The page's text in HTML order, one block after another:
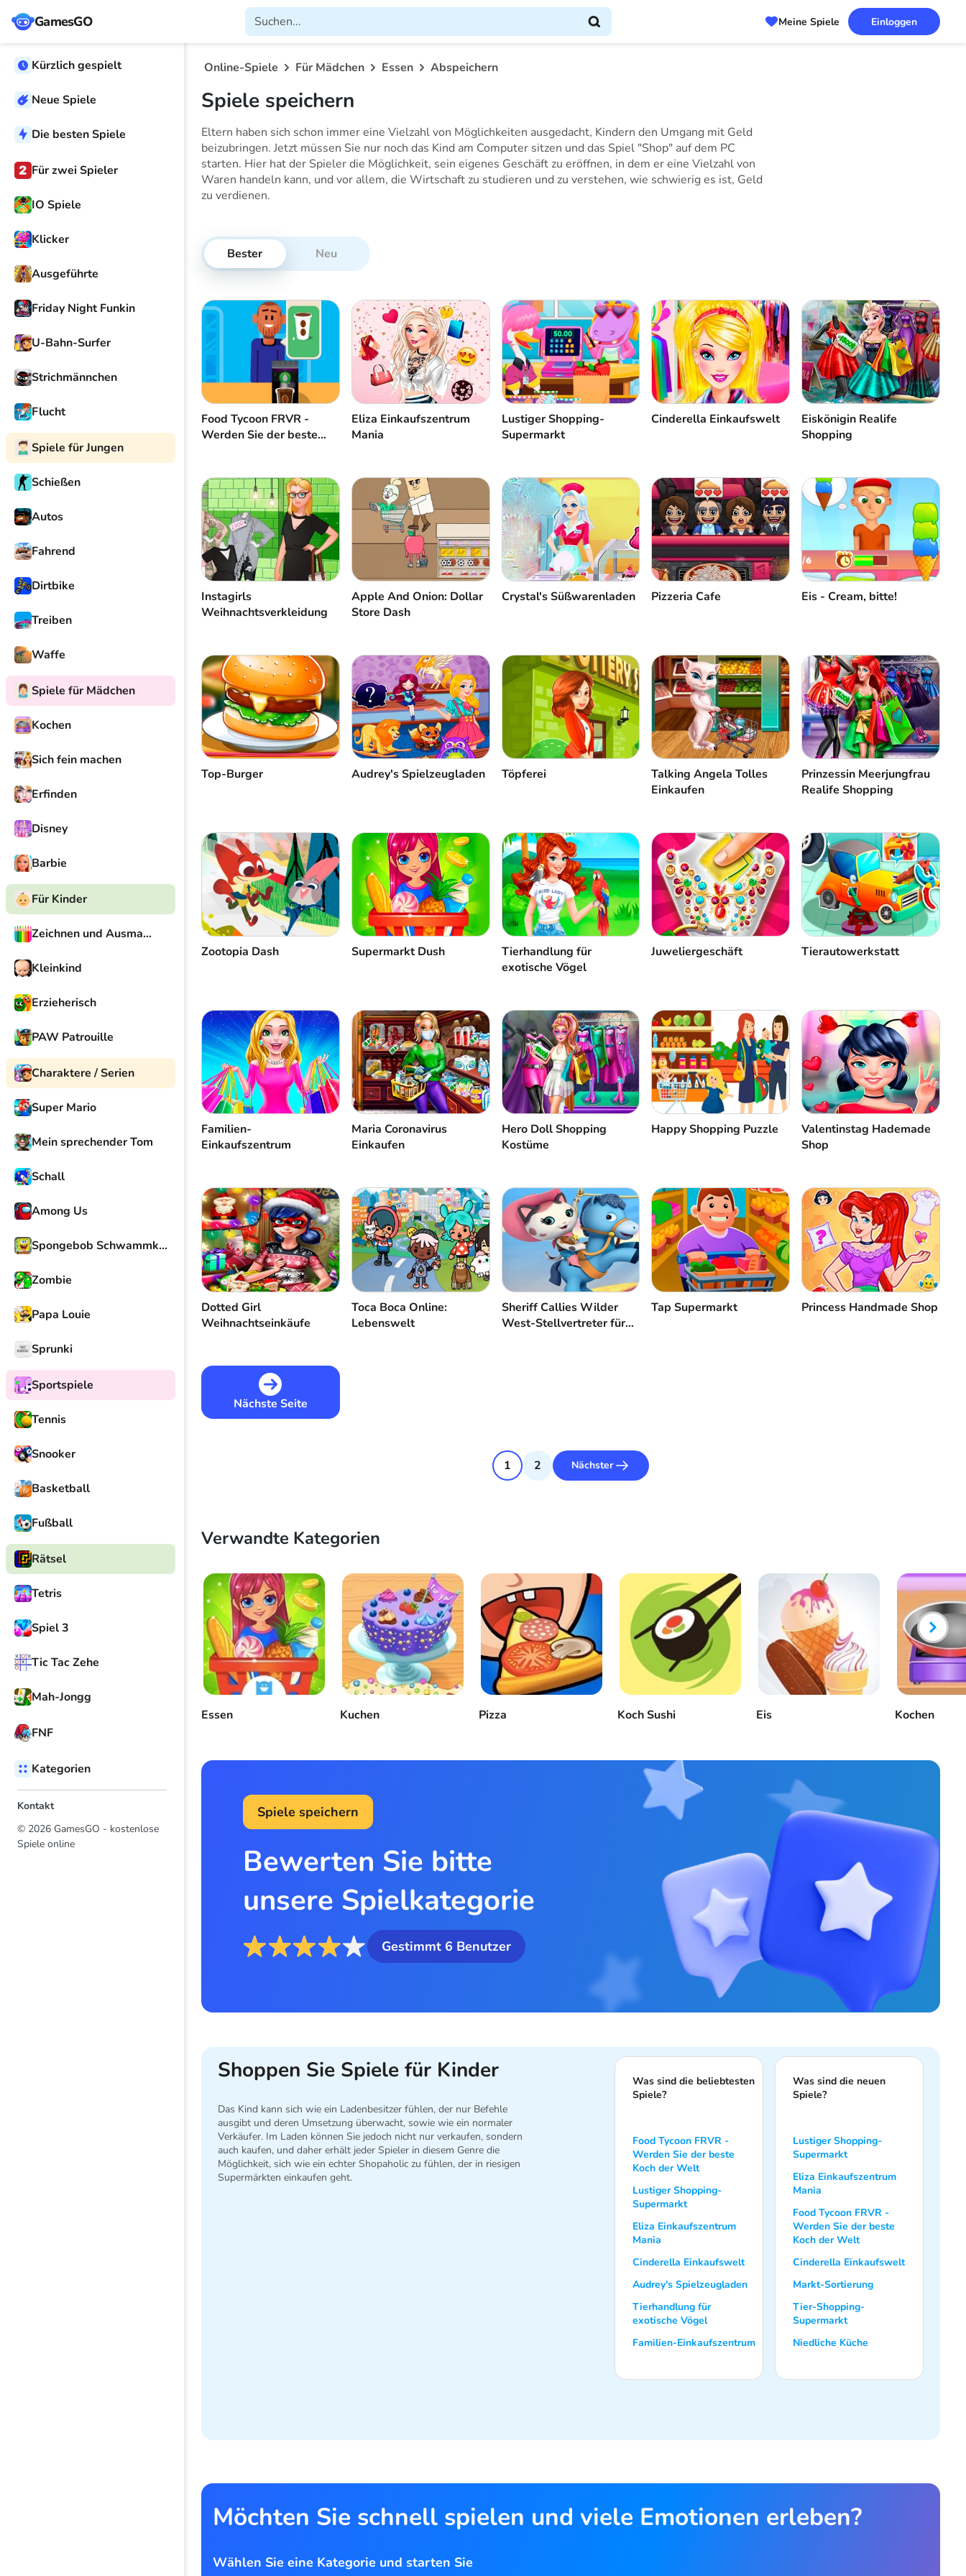
GamesGO Meine Spiele Einloggen
Kürzlich gespielt
Neue Spiele
Die besten Spiele
Für zwei Spieler
IO Spiele
Klicker
Ausgeführte
Friday Night Funkin
U-Bahn-Surfer
Strichmännchen
Flucht
Spiele für Jungen
Schießen
Autos
Fahrend
Dirtbike
Treiben
Waffe
Spiele für Mädchen
Kochen
Sich fein machen
Erfinden
Disney
Barbie
Für Kinder
Zeichnen und Ausmalen
Kleinkind
Erzieherisch
PAW Patrouille
Charaktere / Serien
Super Mario
Mein sprechender Tom
Schall
Among Us
Spongebob Schwammkopf
Zombie
Papa Louie
Sprunki
Sportspiele
Tennis
Snooker
Basketball
Fußball
Rätsel
Tetris
Spiel 3
Tic Tac Zehe
Mah-Jongg
FNF
Kategorien
Kontakt
© 2026 GamesGO - kostenlose
Spiele online
Online-Spiele Für Mädchen Essen Abspeichern
Spiele speichern
Eltern haben sich schon immer eine Vielzahl von Möglichkeiten ausgedacht, Kindern den Umgang mit Geld
beizubringen. Jetzt müssen Sie nur noch das Kind am Computer sitzen und das Spiel "Shop" auf dem PC
starten. Hier hat der Spieler die Möglichkeit, sein eigenes Geschäft zu eröffnen, in dem er eine Vielzahl von
Waren handeln kann, und vor allem, die Wirtschaft zu studieren und zu verstehen, wie schwierig es ist, Geld
zu verdienen.
Bester Neu
Food Tycoon FRVR -
Werden Sie der beste
Eliza Einkaufszentrum
Mania
Lustiger Shopping-
Supermarkt
Cinderella Einkaufswelt
Eiskönigin Realife
Shopping
Instagirls
Weihnachtsverkleidung
Apple And Onion: Dollar
Store Dash
Crystal's Süßwarenladen Pizzeria Cafe Eis - Cream, bitte!
Top-Burger Audrey's Spielzeugladen Töpferei
Talking Angela Tolles
Einkaufen
Prinzessin Meerjungfrau
Realife Shopping
Zootopia Dash Supermarkt Dush
Tierhandlung für
exotische Vögel
Juweliergeschäft Tierautowerkstatt
Familien-
Einkaufszentrum
Maria Coronavirus
Einkaufen
Hero Doll Shopping
Kostüme
Happy Shopping Puzzle
Valentinstag Hademade
Shop
Dotted Girl
Weihnachtseinkäufe
Toca Boca Online:
Lebenswelt
Sheriff Callies Wilder
West-Stellvertreter für
Tap Supermarkt Princess Handmade Shop
Nächste Seite
1 2 Nächster
Verwandte Kategorien
Essen Kuchen Pizza Koch Sushi Eis Kochen
Spiele speichern
Bewerten Sie bitte
unsere Spielkategorie
Gestimmt 6 Benutzer
Shoppen Sie Spiele für Kinder
Das Kind kann sich wie ein Ladenbesitzer fühlen, der nur Befehle
ausgibt und deren Umsetzung überwacht, sowie wie ein normaler
Verkäufer. Im Laden können Sie jedoch nicht nur verkaufen, sondern
auch kaufen, und daher erhält jeder Spieler in diesem Genre die
Möglichkeit, sich wie ein echter Shopaholic zu fühlen, der in riesigen
Supermärkten einkaufen geht.
Was sind die beliebtesten
Spiele?
Food Tycoon FRVR -
Werden Sie der beste
Koch der Welt
Lustiger Shopping-
Supermarkt
Eliza Einkaufszentrum
Mania
Cinderella Einkaufswelt
Audrey's Spielzeugladen
Tierhandlung für
exotische Vögel
Familien-Einkaufszentrum
Was sind die neuen
Spiele?
Lustiger Shopping-
Supermarkt
Eliza Einkaufszentrum
Mania
Food Tycoon FRVR -
Werden Sie der beste
Koch der Welt
Cinderella Einkaufswelt
Markt-Sortierung
Tier-Shopping-
Supermarkt
Niedliche Küche
Möchten Sie schnell spielen und viele Emotionen erleben?
Wählen Sie eine Kategorie und starten Sie